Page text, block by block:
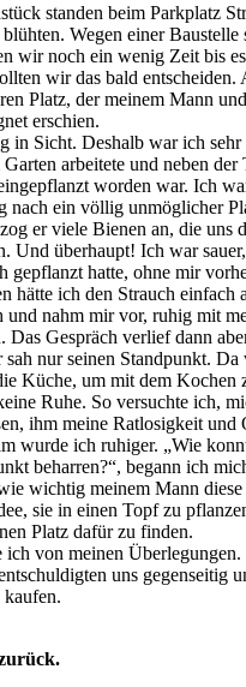
standen beim Parkplatz
Wegen einer Baustelle
wir noch ein wenig Zeit bis
wir das bald entscheiden.
Platz, der meinem Mann
erschien.
in Sicht. Deshalb war ich sehr
arbeitete und neben der
worden war. Ich
nach ein völlig unmöglicher
er viele Bienen an, die uns
Und überhaupt! Ich war
gepflanzt hatte, ohne mir
hätte ich den Strauch einfach
und nahm mir vor, ruhig mit
Das Gespräch verlief dann
sah nur seinen Standpunkt.
Küche, um mit dem Kochen
Ruhe. So versuchte ich,
ihm meine Ratlosigkeit und
wurde ich ruhiger. „Wie
beharren?“, begann ich
wichtig meinem Mann diese
sie in einen Topf zu
Platz dafür zu finden.
ich von meinen
uns gegenseitig